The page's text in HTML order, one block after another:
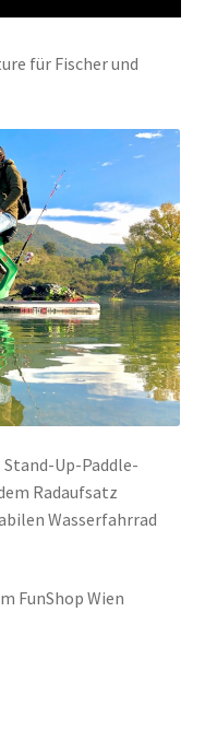
für Fischer und
Stand-Up-Paddle-
Radaufsatz
Wasserfahrrad
FunShop Wien